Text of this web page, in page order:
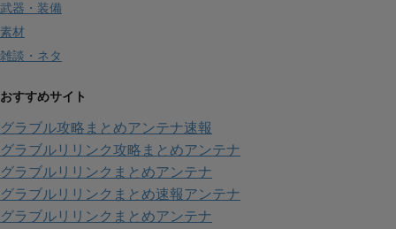
武器・装備
素材
雑談・ネタ
おすすめサイト
グラブル攻略まとめアンテナ速報
グラブルリリンク攻略まとめアンテナ
グラブルリリンクまとめアンテナ
グラブルリリンクまとめ速報アンテナ
グラブルリリンクまとめアンテナ